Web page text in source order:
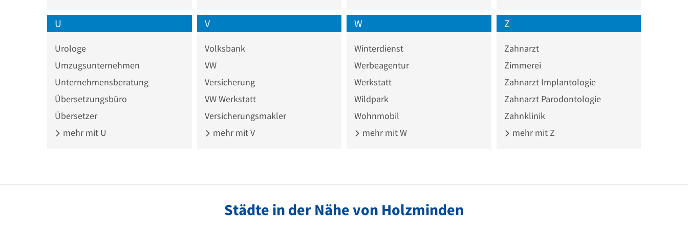
U
Urologe
Umzugsunternehmen
Unternehmensberatung
Übersetzungsbüro
Übersetzer
mehr mit U
V
Volksbank
VW
Versicherung
VW Werkstatt
Versicherungsmakler
mehr mit V
W
Winterdienst
Werbeagentur
Werkstatt
Wildpark
Wohnmobil
mehr mit W
Z
Zahnarzt
Zimmerei
Zahnarzt Implantologie
Zahnarzt Parodontologie
Zahnklinik
mehr mit Z
Städte in der Nähe von Holzminden